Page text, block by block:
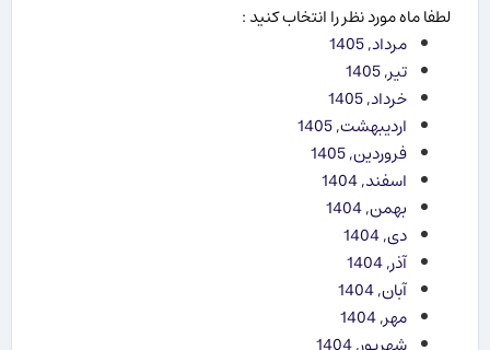
لطفا ماه مورد نظر را انتخاب کنید :
مرداد, 1405
تیر, 1405
خرداد, 1405
اردیبهشت, 1405
فروردین, 1405
اسفند, 1404
بهمن, 1404
دی, 1404
آذر, 1404
آبان, 1404
مهر, 1404